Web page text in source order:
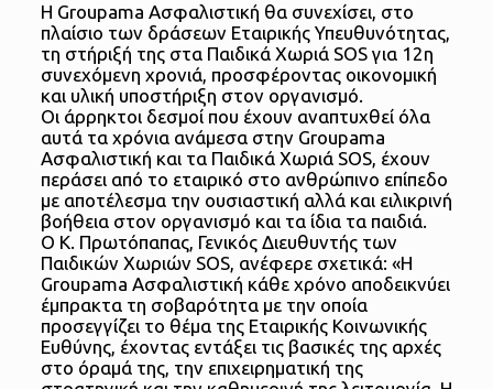
Η Groupama Ασφαλιστική θα συνεχίσει, στο
πλαίσιο των δράσεων Εταιρικής Υπευθυνότητας,
τη στήριξή της στα Παιδικά Χωριά SOS για 12η
συνεχόμενη χρονιά, προσφέροντας οικονομική
και υλική υποστήριξη στον οργανισμό.
Οι άρρηκτοι δεσμοί που έχουν αναπτυχθεί όλα
αυτά τα χρόνια ανάμεσα στην Groupama
Ασφαλιστική και τα Παιδικά Χωριά SOS, έχουν
περάσει από το εταιρικό στο ανθρώπινο επίπεδο
με αποτέλεσμα την ουσιαστική αλλά και ειλικρινή
βοήθεια στον οργανισμό και τα ίδια τα παιδιά.
Ο Κ. Πρωτόπαπας, Γενικός Διευθυντής των
Παιδικών Χωριών SOS, ανέφερε σχετικά: «Η
Groupama Ασφαλιστική κάθε χρόνο αποδεικνύει
έμπρακτα τη σοβαρότητα με την οποία
προσεγγίζει το θέμα της Εταιρικής Κοινωνικής
Ευθύνης, έχοντας εντάξει τις βασικές της αρχές
στο όραμά της, την επιχειρηματική της